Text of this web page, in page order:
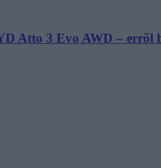
Atto 3 Evo AWD – erről